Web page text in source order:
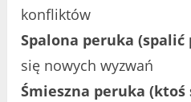
konfliktów
Spalona peruka (spalić
się nowych wyzwań
Śmieszna peruka